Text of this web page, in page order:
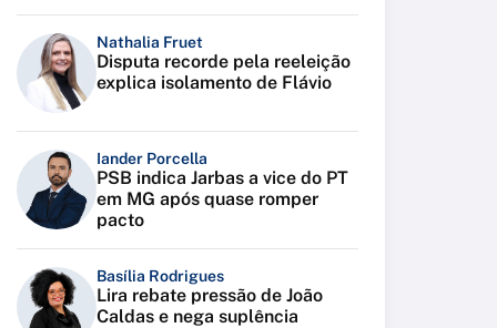
Nathalia Fruet
Disputa recorde pela reeleição
explica isolamento de Flávio
Iander Porcella
PSB indica Jarbas a vice do PT
em MG após quase romper
pacto
Basília Rodrigues
Lira rebate pressão de João
Caldas e nega suplência